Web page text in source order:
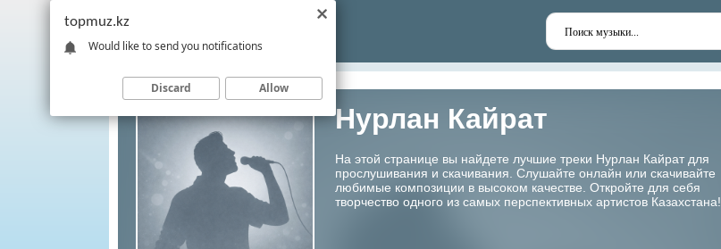
Нурлан Кайрат
На этой странице вы найдете лучшие треки Нурлан Кайрат для
прослушивания и скачивания. Слушайте онлайн или скачивайте
любимые композиции в высоком качестве. Откройте для себя
творчество одного из самых перспективных артистов Казахстана!
topmuz.kz
Would like to send you notifications
Discard Allow